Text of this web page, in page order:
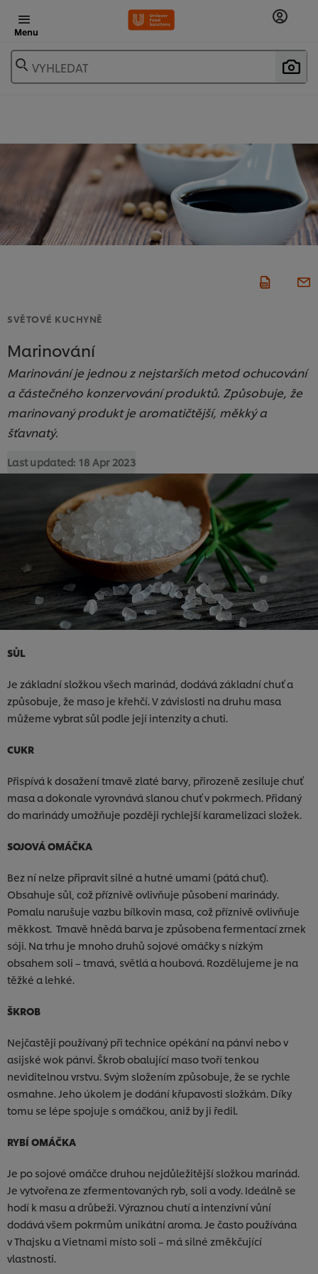
Menu
VYHLEDAT
SVĚTOVÉ KUCHYNĚ
Marinování
Marinování je jednou z nejstarších metod ochucování
a částečného konzervování produktů. Způsobuje, že
marinovaný produkt je aromatičtější, měkký a
šťavnatý.
Last updated: 18 Apr 2023
SŮL
Je základní složkou všech marinád, dodává základní chuť a
způsobuje, že maso je křehčí. V závislosti na druhu masa
můžeme vybrat sůl podle její intenzity a chuti.
CUKR
Přispívá k dosažení tmavě zlaté barvy, přirozeně zesiluje chuť
masa a dokonale vyrovnává slanou chuť v pokrmech. Přidaný
do marinády umožňuje později rychlejší karamelizaci složek.
SOJOVÁ OMÁČKA
Bez ní nelze připravit silné a hutné umami (pátá chuť).
Obsahuje sůl, což příznivě ovlivňuje působení marinády.
Pomalu narušuje vazbu bílkovin masa, což příznivě ovlivňuje
měkkost. Tmavě hnědá barva je způsobena fermentací zrnek
sóji. Na trhu je mnoho druhů sojové omáčky s nízkým
obsahem soli – tmavá, světlá a houbová. Rozdělujeme je na
těžké a lehké.
ŠKROB
Nejčastěji používaný při technice opékání na pánvi nebo v
asijské wok pánvi. Škrob obalující maso tvoří tenkou
neviditelnou vrstvu. Svým složením způsobuje, že se rychle
osmahne. Jeho úkolem je dodání křupavosti složkám. Díky
tomu se lépe spojuje s omáčkou, aniž by ji ředil.
RYBÍ OMÁČKA
Je po sojové omáčce druhou nejdůležitější složkou marinád.
Je vytvořena ze zfermentovaných ryb, soli a vody. Ideálně se
hodí k masu a drůbeži. Výraznou chutí a intenzivní vůní
dodává všem pokrmům unikátní aroma. Je často používána
v Thajsku a Vietnami místo soli – má silné změkčující
vlastnosti.